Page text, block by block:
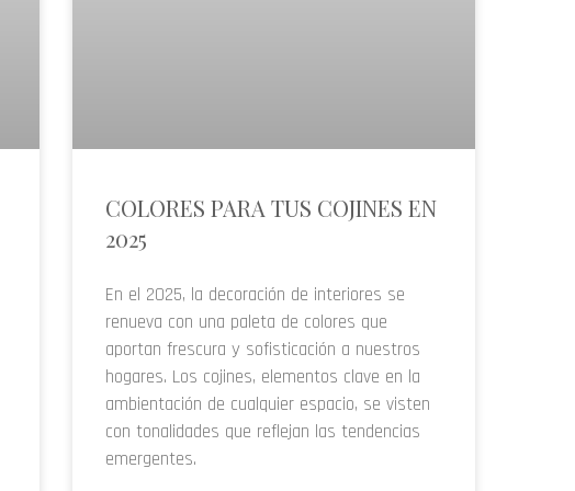
COLORES PARA TUS COJINES EN
2025
En el 2025, la decoración de interiores se
renueva con una paleta de colores que
aportan frescura y sofisticación a nuestros
hogares. Los cojines, elementos clave en la
ambientación de cualquier espacio, se visten
con tonalidades que reflejan las tendencias
emergentes.